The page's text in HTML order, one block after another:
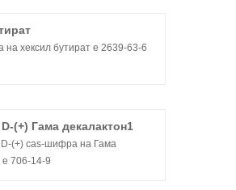
на хексил бутират е 2639-63-6
(+) Гама декалактон1
(+) cas-шифра на Гама
е 706-14-9